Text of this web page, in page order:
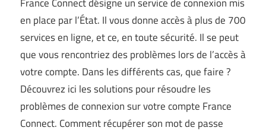
en place par l’État. Il vous donne accès à plus de 700
services en ligne, et ce, en toute sécurité. Il se peut
que vous rencontriez des problèmes lors de l’accès à
votre compte. Dans les différents cas, que faire ?
Découvrez ici les solutions pour résoudre les
problèmes de connexion sur votre compte France
Connect. Comment récupérer son mot de passe